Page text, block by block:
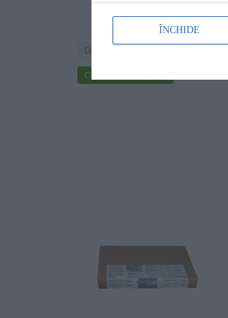
Documentaţii
Cere ofertă de preț
ÎNCHIDE